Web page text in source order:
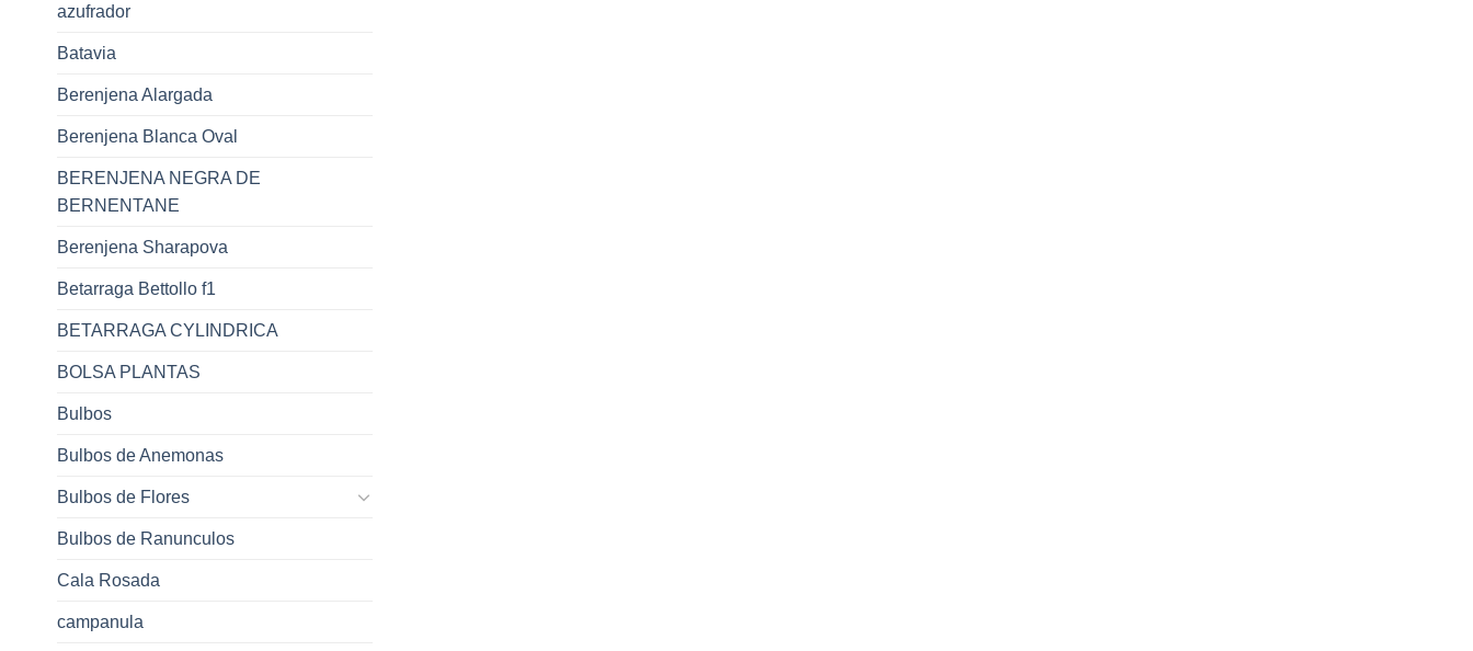
azufrador
Batavia
Berenjena Alargada
Berenjena Blanca Oval
BERENJENA NEGRA DE
BERNENTANE
Berenjena Sharapova
Betarraga Bettollo f1
BETARRAGA CYLINDRICA
BOLSA PLANTAS
Bulbos
Bulbos de Anemonas
Bulbos de Flores
Bulbos de Ranunculos
Cala Rosada
campanula